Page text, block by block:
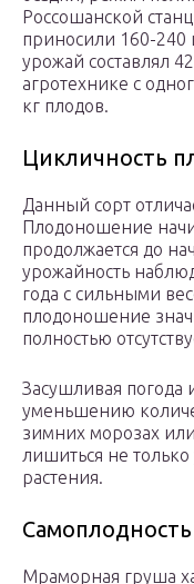
Россошанской
приносили 160-240
урожай составлял
агротехнике с
кг плодов.
Цикличность
Данный сорт
Плодоношение
продолжается до
урожайность
года с сильными
плодоношение
полностью
Засушливая погода
уменьшению
зимних морозах
лишиться не
растения.
Самоплодность
Мраморная груша